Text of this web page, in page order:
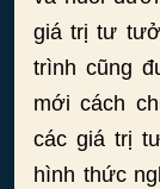
giá trị tư
trình cũng
mới cách
các giá trị
hình thức